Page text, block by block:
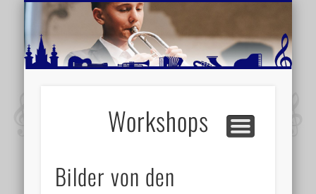
MUSIKSCHULE MARIAZELL
AKTUELLE BERICHTE
SCHULE
VIDEOS
VERANSTALTUNGSTIPPS
WEITERE INFORMATIONEN
Workshops
Bilder von den